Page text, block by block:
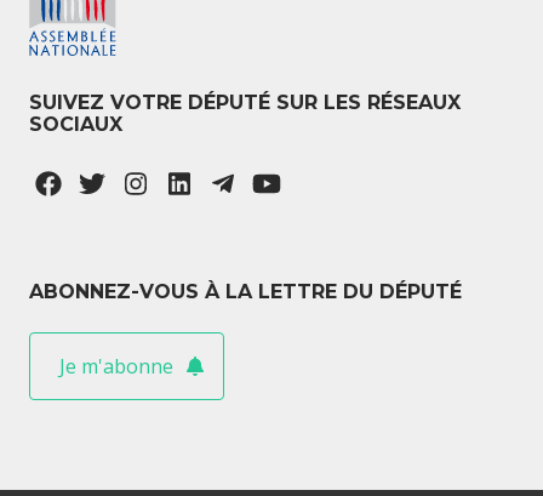
SUIVEZ VOTRE DÉPUTÉ SUR LES RÉSEAUX
SOCIAUX
ABONNEZ-VOUS À LA LETTRE DU DÉPUTÉ
Je m'abonne